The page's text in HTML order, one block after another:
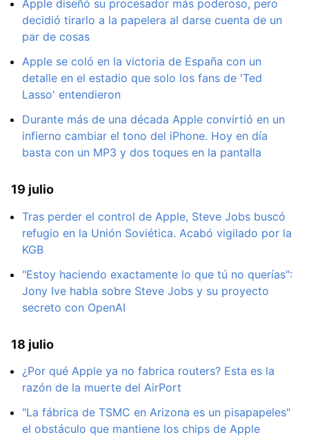
Apple diseñó su procesador más poderoso, pero
decidió tirarlo a la papelera al darse cuenta de un
par de cosas
Apple se coló en la victoria de España con un
detalle en el estadio que solo los fans de 'Ted
Lasso' entendieron
Durante más de una década Apple convirtió en un
infierno cambiar el tono del iPhone. Hoy en día
basta con un MP3 y dos toques en la pantalla
19 julio
Tras perder el control de Apple, Steve Jobs buscó
refugio en la Unión Soviética. Acabó vigilado por la
KGB
"Estoy haciendo exactamente lo que tú no querías":
Jony Ive habla sobre Steve Jobs y su proyecto
secreto con OpenAI
18 julio
¿Por qué Apple ya no fabrica routers? Esta es la
razón de la muerte del AirPort
"La fábrica de TSMC en Arizona es un pisapapeles"
el obstáculo que mantiene los chips de Apple